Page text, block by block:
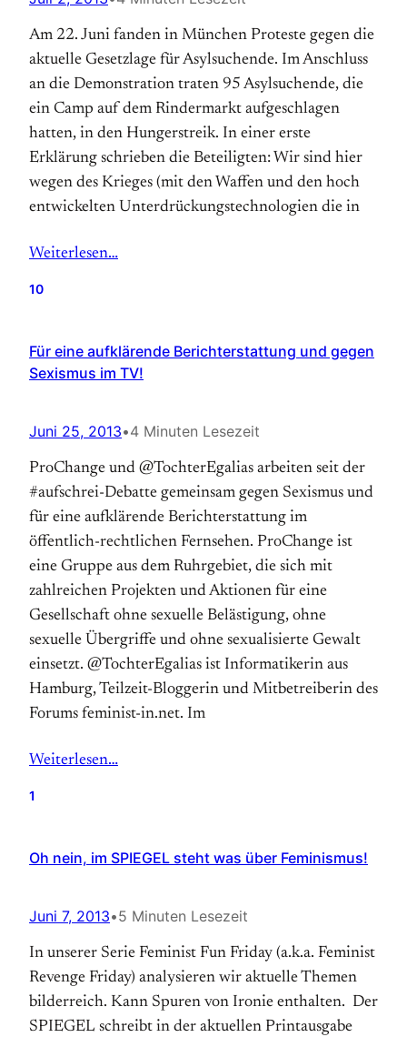
Am 22. Juni fanden in München Proteste gegen die
aktuelle Gesetzlage für Asylsuchende. Im Anschluss
an die Demonstration traten 95 Asylsuchende, die
ein Camp auf dem Rindermarkt aufgeschlagen
hatten, in den Hungerstreik. In einer erste
Erklärung schrieben die Beteiligten: Wir sind hier
wegen des Krieges (mit den Waffen und den hoch
entwickelten Unterdrückungstechnologien die in
Weiterlesen…
10
Für eine aufklärende Berichterstattung und gegen
Sexismus im TV!
Juni 25, 2013•4 Minuten Lesezeit
ProChange und @TochterEgalias arbeiten seit der
#aufschrei-Debatte gemeinsam gegen Sexismus und
für eine aufklärende Berichterstattung im
öffentlich-rechtlichen Fernsehen. ProChange ist
eine Gruppe aus dem Ruhrgebiet, die sich mit
zahlreichen Projekten und Aktionen für eine
Gesellschaft ohne sexuelle Belästigung, ohne
sexuelle Übergriffe und ohne sexualisierte Gewalt
einsetzt. @TochterEgalias ist Informatikerin aus
Hamburg, Teilzeit-Bloggerin und Mitbetreiberin des
Forums feminist-in.net. Im
Weiterlesen…
1
Oh nein, im SPIEGEL steht was über Feminismus!
Juni 7, 2013•5 Minuten Lesezeit
In unserer Serie Feminist Fun Friday (a.k.a. Feminist
Revenge Friday) analysieren wir aktuelle Themen
bilder­reich. Kann Spuren von Ironie enthalten. Der
SPIEGEL schreibt in der aktuellen Print­ausgabe